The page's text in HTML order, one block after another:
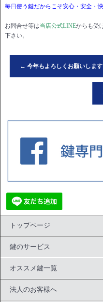
毎日使う鍵だからこそ安心・安全・快
お問合せ等は当店公式LINEからも受
下さい。
← 今年もよろしくお願いします
トップページ
鍵のサービス
オススメ鍵一覧
法人のお客様へ